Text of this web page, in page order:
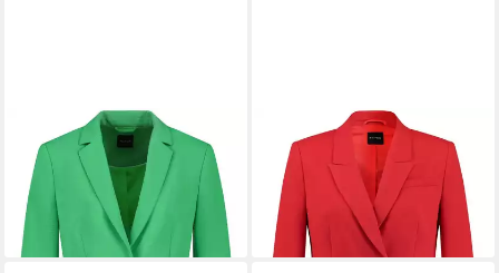
TAIFUN
Jackenblazer
149,99 €
159,99 €
-6%
lieferbar - in 2-3 Werktagen bei dir
TAIFUN
Jackenblazer
134,40 €
149,99 €
-10%
lieferbar - in 2-3 Werktagen bei dir